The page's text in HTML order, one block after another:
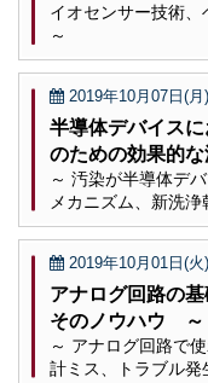
イオセンサー技術
～
2019年10月07日(月)
半導体デバイス
のための効果的
～ 汚染が半導体デ
メカニズム、新洗浄
2019年10月01日(火)
アナログ回路の
そのノウハウ ～
～ アナログ回路で
計ミス、トラブル発